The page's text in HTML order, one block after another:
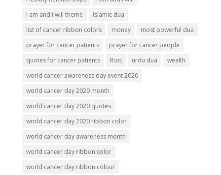
i am and i will theme
islamic dua
list of cancer ribbon colors
money
most powerful dua
prayer for cancer patients
prayer for cancer people
quotes for cancer patients
Rizq urdu dua
wealth
world cancer awareness day event 2020
world cancer day 2020 month
world cancer day 2020 quotes
world cancer day 2020 ribbon color
world cancer day awareness month
world cancer day ribbon color
world cancer day ribbon colour